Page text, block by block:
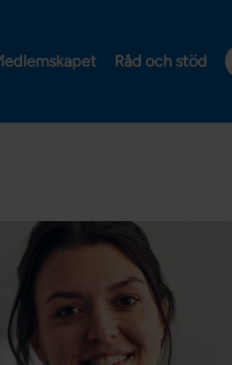
Råd och stöd
Aktiviteter och utbildningar
För dig som är:
Sjuksköterska
Barnmorska
Röntgensjuksköterska